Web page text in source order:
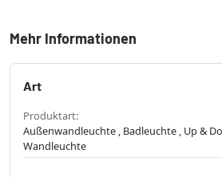
Mehr Informationen
Art
Produktart:
Außenwandleuchte , Badleuchte , Up &
Wandleuchte